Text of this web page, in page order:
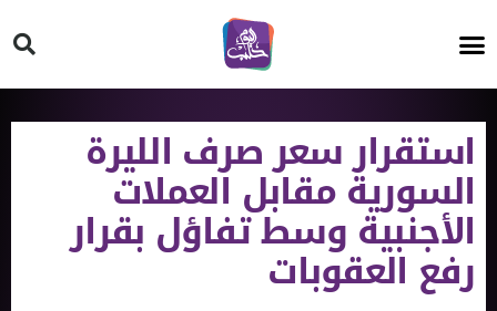
استقرار سعر صرف الليرة
السورية مقابل العملات
الأجنبية وسط تفاؤل بقرار
رفع العقوبات